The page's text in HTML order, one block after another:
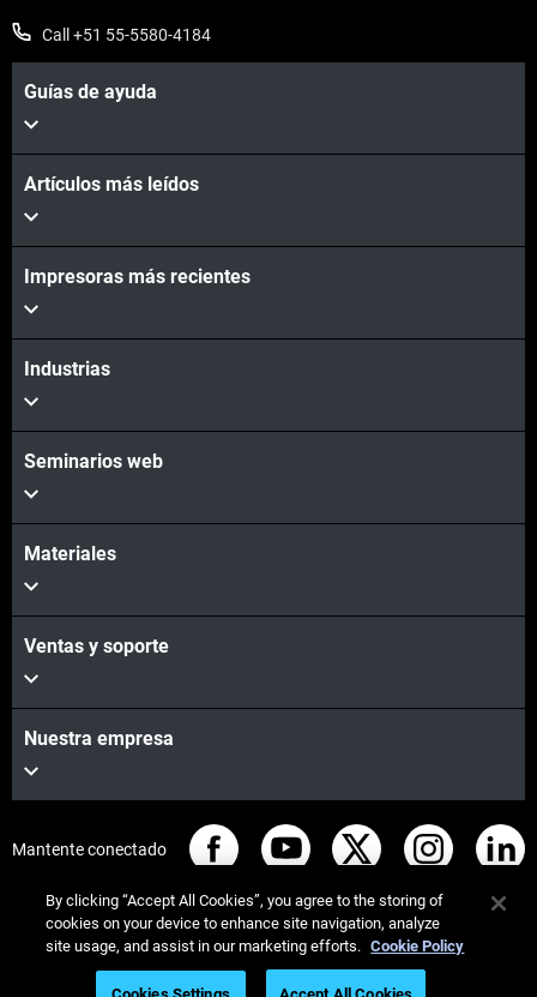
Call +51 55-5580-4184
Guías de ayuda
Artículos más leídos
Impresoras más recientes
Industrias
Seminarios web
Materiales
Ventas y soporte
Nuestra empresa
Mantente conectado
© Stratasys 2026 Legal information
Privacy policy
By clicking “Accept All Cookies”, you agree to the storing of
cookies on your device to enhance site navigation, analyze
site usage, and assist in our marketing efforts. Cookie Policy